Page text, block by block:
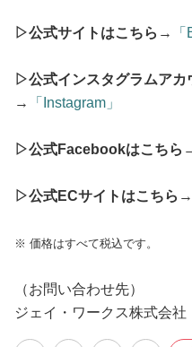
▷公式サイトはこちら →
▷公式インスタグラムアカ
→
「Instagram」
▷公式Facebookはこちら
▷公式ECサイトはこちら →
※ 価格はすべて税込です。
（お問い合わせ先）
ジェイ・ワークス株式会